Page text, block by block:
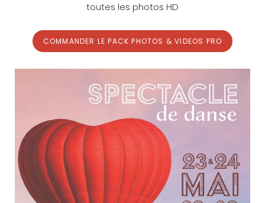
toutes les photos HD
COMMANDER LE PACK PHOTOS & VIDEOS PRO